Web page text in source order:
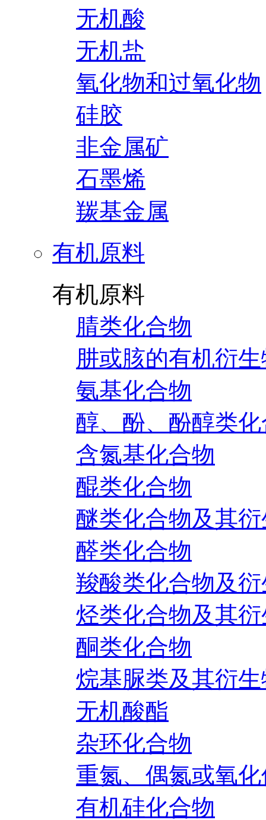
无机酸
无机盐
氧化物和过氧化物
硅胶
非金属矿
石墨烯
羰基金属
有机原料
有机原料
腈类化合物
肼或胲的有机衍
氨基化合物
醇、酚、酚醇类
含氮基化合物
醌类化合物
醚类化合物及其
醛类化合物
羧酸类化合物及
烃类化合物及其
酮类化合物
烷基脲类及其衍
无机酸酯
杂环化合物
重氮、偶氮或氧
有机硅化合物